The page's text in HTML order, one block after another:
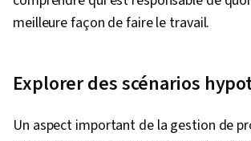
prenantes, Facilitation de
meilleure façon de faire le travail.
Explorer des scénarios
Un aspect important de la gestion de